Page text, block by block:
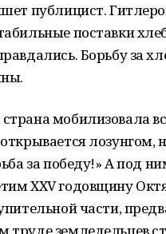
публицист.
поставки
Борьбу за
мобилизовала
за победу!» А под
ХХV годовщину
части,